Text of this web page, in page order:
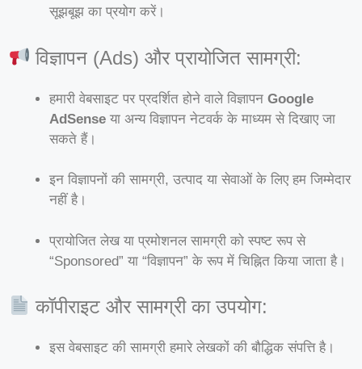
सूझबूझ का प्रयोग करें।
विज्ञापन (Ads) और प्रायोजित सामग्री:
हमारी वेबसाइट पर प्रदर्शित होने वाले विज्ञापन Google
AdSense या अन्य विज्ञापन नेटवर्क के माध्यम से दिखाए जा
सकते हैं।
इन विज्ञापनों की सामग्री, उत्पाद या सेवाओं के लिए हम जिम्मेदार
नहीं है।
प्रायोजित लेख या प्रमोशनल सामग्री को स्पष्ट रूप से
“Sponsored” या “विज्ञापन” के रूप में चिह्नित किया जाता है।
कॉपीराइट और सामग्री का उपयोग:
इस वेबसाइट की सामग्री हमारे लेखकों की बौद्धिक संपत्ति है।